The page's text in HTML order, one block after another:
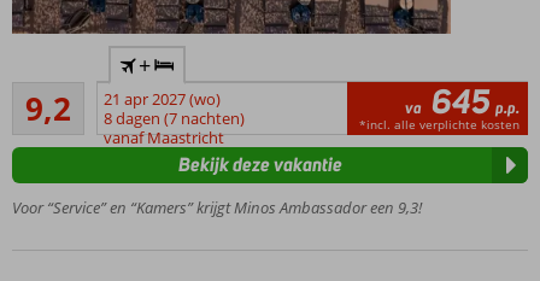
min.
leeftijd
16 jaar
smaakvol
ingerichte
suites
9,2
Uitstekend
38
beoordelingen
+
21 apr 2027 (wo)
8 dagen (7 nachten)
vanaf Maastricht
va 645 p.p.
*incl. alle verplichte kosten
Voor “Service” en “Kamers” krijgt Minos Ambassador een 9,3!
Bekijk deze vakantie